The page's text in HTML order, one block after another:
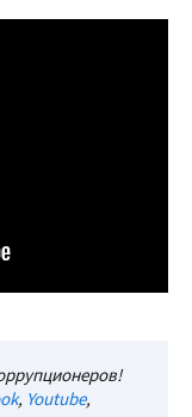
, Youtube,